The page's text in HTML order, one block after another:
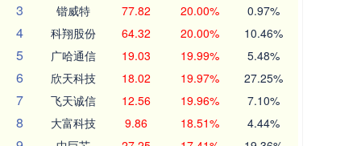
3 锴威特 77.82 20.00% 0.97%
4 科翔股份 64.32 20.00% 10.46%
5 广哈通信 19.03 19.99% 5.48%
6 欣天科技 18.02 19.97% 27.25%
7 飞天诚信 12.56 19.96% 7.10%
8 大富科技 9.86 18.51% 4.44%